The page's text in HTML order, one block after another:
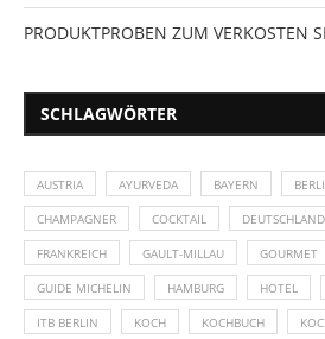
PRODUKTPROBEN ZUM VERKOSTEN
SCHLAGWÖRTER
AUSTRIA AYURVEDA BAYERN
CHAMPAGNER COCKTAIL DEUTSCHLAND
FRANKREICH GAULT-MILLAU GOURMET
GUIDE MICHELIN HAMBURG HOTEL
ITB BERLIN KOCH KOCHBUCH